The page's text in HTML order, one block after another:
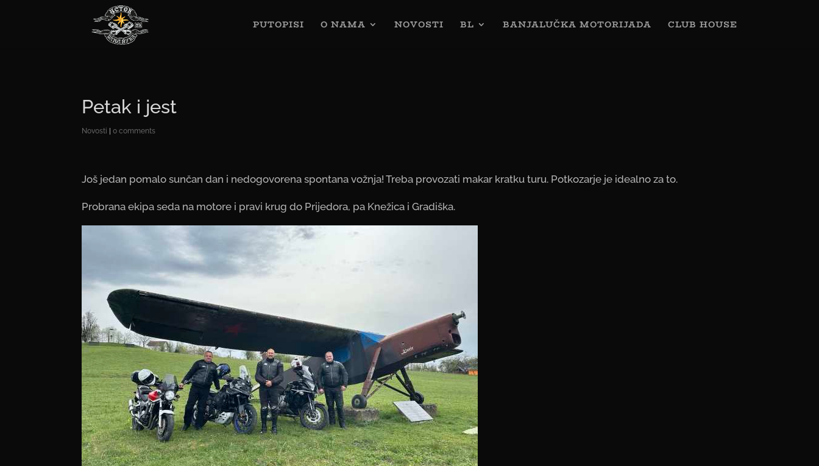
PUTOPISI O NAMA NOVOSTI BL BANJALUČKA MOTORIJADA CLUB HOUSE
Petak i jest
Novosti |0 comments
Još jedan pomalo sunčan dan i nedogovorena spontana vožnja! Treba provozati makar kratku turu. Potkozarje je idealno za to.
Probrana ekipa seda na motore i pravi krug do Prijedora, pa Knežica i Gradiška.